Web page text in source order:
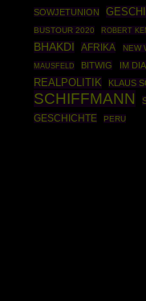
SOWJETUNION
BUSTOUR 2020
ROBERT
BHAKDI
AFRIKA NEW
MAUSFELD
BITWIG IM
REALPOLITIK
KLAUS
SCHIFFMANN
GESCHICHTE
PERU